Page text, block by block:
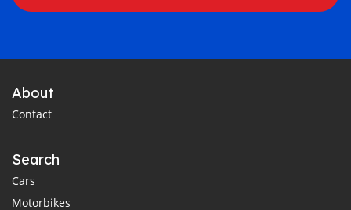
About
Contact
Search
Cars
Motorbikes